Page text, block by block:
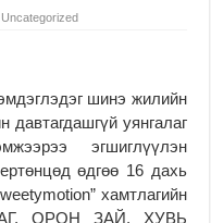
Uncategorized
шинэ жилийн
давтагдашгүй уянгалаг
эгшиглүүлэн
өдгөө 16 дахь
хамтлагийн
ЦАГ, ОРОН ЗАЙ, ХУВЬ